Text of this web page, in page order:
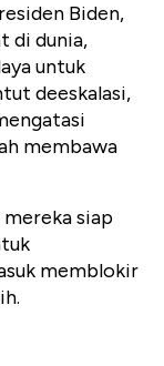
Biden,
di dunia,
untuk
deeskalasi,
membawa
siap
memblokir